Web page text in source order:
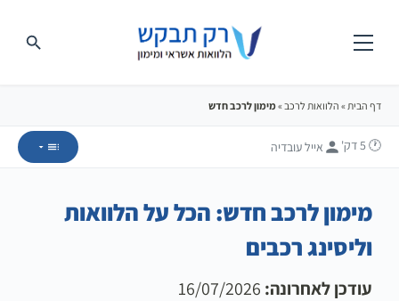
דף הבית» הלוואות לרכב»מימון לרכב חדש
🕐 5 דק' אייל עובדיה
מימון לרכב חדש: הכל על הלוואות
וליסינג רכבים
עודכן לאחרונה: